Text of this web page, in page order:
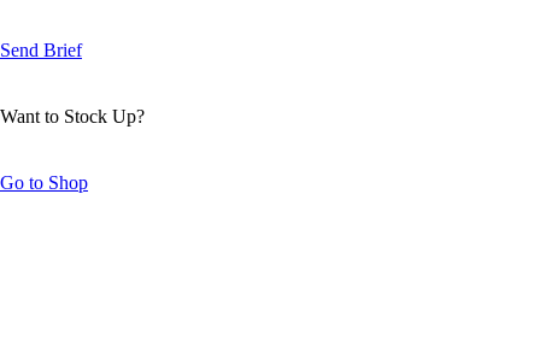
Send Brief
Want to Stock Up?
Go to Shop